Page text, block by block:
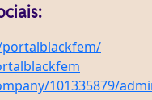
101335879/